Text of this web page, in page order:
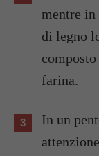
mentre in
di legno
farina.
In un